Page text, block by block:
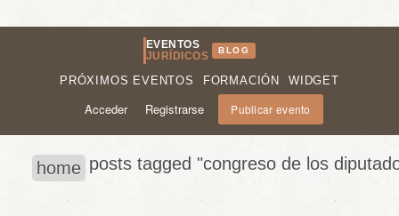
EVENTOS
JURÍDICOS
BLOG
PRÓXIMOS EVENTOS FORMACIÓN WIDGET
Acceder Registrarse Publicar evento
home posts tagged "congreso de los